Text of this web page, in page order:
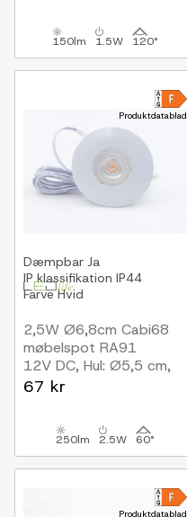
150lm 1.5W 120°
Produktdatablad
Dæmpbar Ja
IP klassifikation IP44
FarveHvid
2,5W Ø6,8cm Cabi68
møbelspot RA91
12V DC, Hul: Ø5,5 cm,
Mål: Ø6,8 cm, Mat hvid
67 kr
250lm 2.5W 60°
Produktdatablad